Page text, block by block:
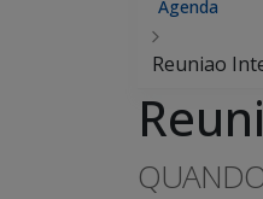
Agenda
Reuniao